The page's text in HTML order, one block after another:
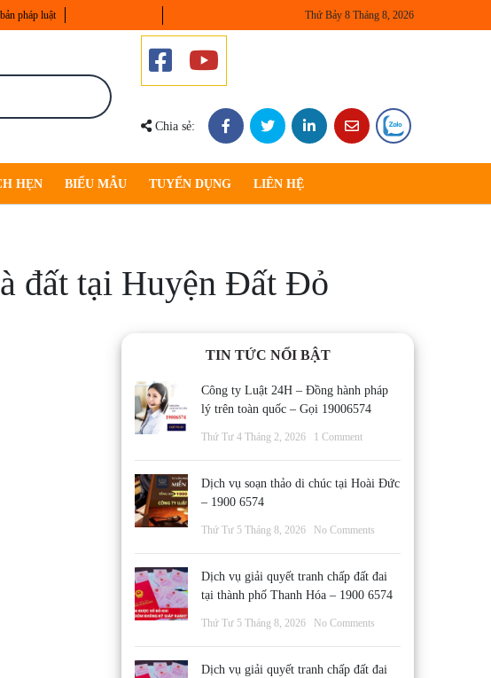
pháp luật Thứ Bảy 8 Tháng 8, 2026
Chia sẻ:
HẸN BIỂU MẪU TUYỂN DỤNG LIÊN HỆ
đất tại Huyện Đất Đỏ
TIN TỨC NỔI BẬT
Công ty Luật 24H – Đồng hành pháp
lý trên toàn quốc – Gọi 19006574
Thứ Tư 4 Tháng 2, 2026 1 Comment
Dịch vụ soạn thảo di chúc tại Hoài Đức
– 1900 6574
Thứ Tư 5 Tháng 8, 2026 No Comments
Dịch vụ giải quyết tranh chấp đất đai
tại thành phố Thanh Hóa – 1900 6574
Thứ Tư 5 Tháng 8, 2026 No Comments
Dịch vụ giải quyết tranh chấp đất đai